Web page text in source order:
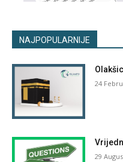
NAJPOPULARNIJE
24
29